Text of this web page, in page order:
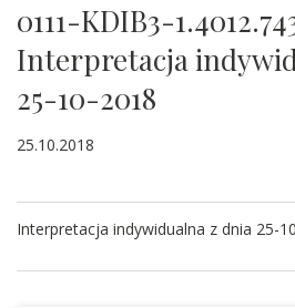
0111-KDIB3-
Interpretacja
25-10-2018
25.10.2018
Interpretacja indywidualna z dnia 25-